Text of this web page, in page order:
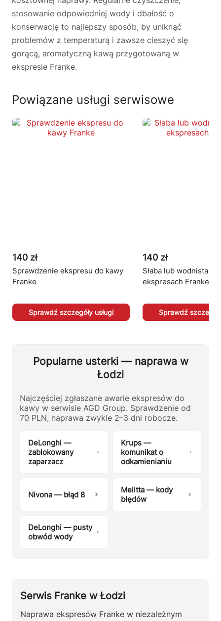
stosowanie odpowiedniej wody i dbałość o
konserwację to najlepszy sposób, by uniknąć
problemów z temperaturą i zawsze cieszyć się
gorącą, aromatyczną kawą przygotowaną w
ekspresie Franke.
Powiązane usługi serwisowe
140 zł
Sprawdzenie ekspresu do kawy
Franke
Sprawdź szczegóły usługi
140 zł
Słaba lub wodnista
ekspresach Franke
Sprawdź
Popularne usterki — naprawa w
Łodzi
Najczęściej zgłaszane awarie ekspresów do
kawy w serwisie AGD Group. Sprawdzenie od
70 PLN, naprawa zwykle 2–3 dni robocze.
DeLonghi —
zablokowany
zaparzacz
Krups —
komunikat o
odkamienianiu
Nivona — błąd 8
Melitta — kody
błędów
DeLonghi — pusty
obwód wody
Serwis Franke w Łodzi
Naprawa ekspresów Franke w niezależnym